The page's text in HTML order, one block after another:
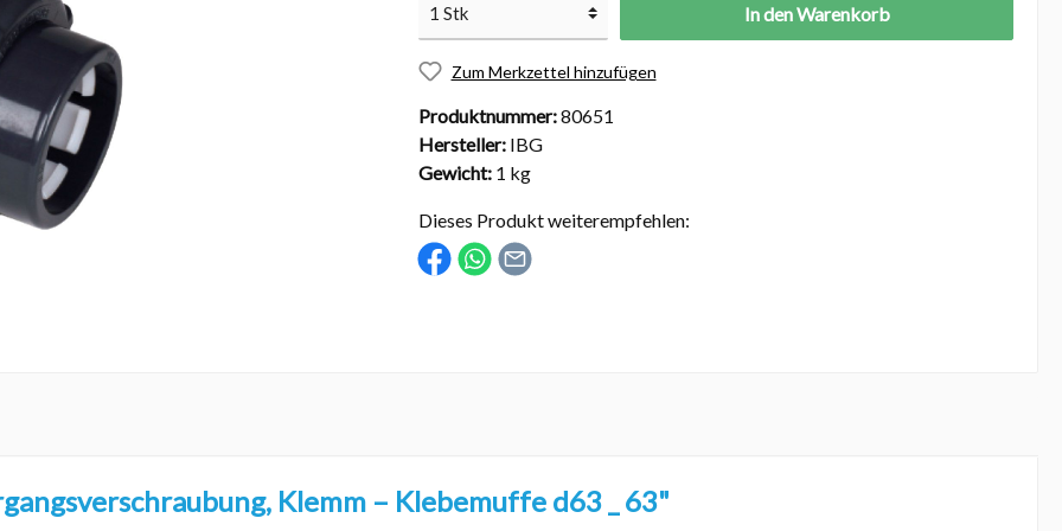
Installationsmaterial
Kugelhähne
Abdeckungen
Solarabdeckungen
Rollabdeckungen
Schachtabdeckungen
In den Warenkorb
Zum Merkzettel hinzufügen
Produktnummer:80651
Hersteller: IBG
Gewicht: 1 kg
Dieses Produkt weiterempfehlen:
Klemm – Klebemuffe d63 _ 63"